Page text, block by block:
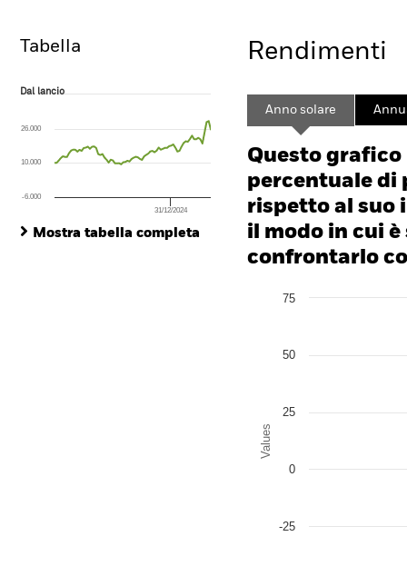
Tabella
Dal lancio
The chart has 1 X axis displaying Time. Range: 2020-04-30 00:00:00 to
The chart has 1 Y axis displaying values. Range: -160 to 320.
Dal lancio
31/12/2024
-6.000
10.000
26.000
Mostra tabella completa
Rendimenti
Anno solare
Questo
percentuale di
rispetto al suo
il modo in cui
confrontarlo
Bar chart with 2 data
Values
-25
0
25
50
75